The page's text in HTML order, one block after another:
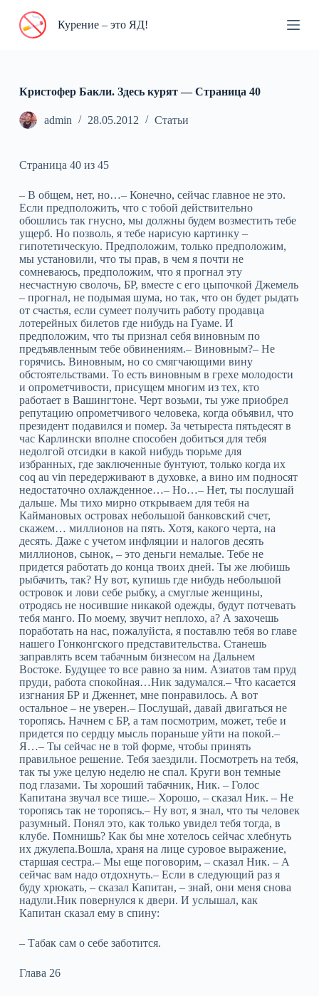
П
и
Курение – это ЯД!
Кристофер Бакли. Здесь курят — Cтраница 40
admin 28.05.2012 Статьи
Страница 40 из 45
– В общем, нет, но…– Конечно, сейчас главное не это.
Если предположить, что с тобой действительно
обошлись так гнусно, мы должны будем возместить тебе
ущерб. Но позволь, я тебе нарисую картинку –
гипотетическую. Предположим, только предположим,
мы установили, что ты прав, в чем я почти не
сомневаюсь, предположим, что я прогнал эту
несчастную сволочь, БР, вместе с его цыпочкой Джемель
– прогнал, не подымая шума, но так, что он будет рыдать
от счастья, если сумеет получить работу продавца
лотерейных билетов где нибудь на Гуаме. И
предположим, что ты признал себя виновным по
предъявленным тебе обвинениям.– Виновным?– Не
горячись. Виновным, но со смягчающими вину
обстоятельствами. То есть виновным в грехе молодости
и опрометчивости, присущем многим из тех, кто
работает в Вашингтоне. Черт возьми, ты уже приобрел
репутацию опрометчивого человека, когда объявил, что
президент подавился и помер. За четыреста пятьдесят в
час Карлински вполне способен добиться для тебя
недолгой отсидки в какой нибудь тюрьме для
избранных, где заключенные бунтуют, только когда их
coq au vin передерживают в духовке, а вино им подносят
недостаточно охлажденное…– Но…– Нет, ты послушай
дальше. Мы тихо мирно открываем для тебя на
Каймановых островах небольшой банковский счет,
скажем… миллионов на пять. Хотя, какого черта, на
десять. Даже с учетом инфляции и налогов десять
миллионов, сынок, – это деньги немалые. Тебе не
придется работать до конца твоих дней. Ты же любишь
рыбачить, так? Ну вот, купишь где нибудь небольшой
островок и лови себе рыбку, а смуглые женщины,
отродясь не носившие никакой одежды, будут потчевать
тебя манго. По моему, звучит неплохо, а? А захочешь
поработать на нас, пожалуйста, я поставлю тебя во главе
нашего Гонконгского представительства. Станешь
заправлять всем табачным бизнесом на Дальнем
Востоке. Будущее то все равно за ним. Азиатов там пруд
пруди, работа спокойная…Ник задумался.– Что касается
изгнания БР и Дженнет, мне понравилось. А вот
остальное – не уверен.– Послушай, давай двигаться не
торопясь. Начнем с БР, а там посмотрим, может, тебе и
придется по сердцу мысль пораньше уйти на покой.–
Я…– Ты сейчас не в той форме, чтобы принять
правильное решение. Тебя заездили. Посмотреть на тебя,
так ты уже целую неделю не спал. Круги вон темные
под глазами. Ты хороший табачник, Ник. – Голос
Капитана звучал все тише.– Хорошо, – сказал Ник. – Не
торопясь так не торопясь.– Ну вот, я знал, что ты человек
разумный. Понял это, как только увидел тебя тогда, в
клубе. Помнишь? Как бы мне хотелось сейчас хлебнуть
их джулепа.Вошла, храня на лице суровое выражение,
старшая сестра.– Мы еще поговорим, – сказал Ник. – А
сейчас вам надо отдохнуть.– Если в следующий раз я
буду хрюкать, – сказал Капитан, – знай, они меня снова
надули.Ник повернулся к двери. И услышал, как
Капитан сказал ему в спину:
– Табак сам о себе заботится.
Глава 26